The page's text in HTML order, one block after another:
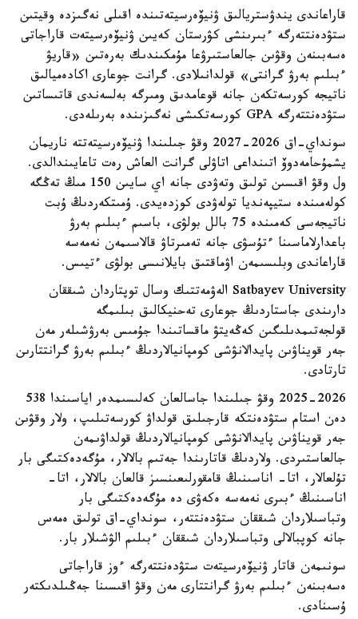
قاراعاندى يندۋستريالىق ۋنيۆەرسيتەتىندە اقىلى نەگىزدە وقيتىن
ستۋدەنتتەرگە ءبىرىنشى كۋرستان كەيىن ۋنيۆەرسيتەت قاراجاتى
ەسەبىنەن وقۋىن جالعاستىرۋعا مۇمكىندىك بەرەتىن «قاريۋ
ءبىلىم بەرۋ گرانتى» قولدانىلادى. گرانت جوعارى اكادەميالىق
ناتيجە كورسەتكەن جانە قوعامدىق ومىرگە بەلسەندى قاتىساتىن
ستۋدەنتتەرگە GPA كورسەتكىشى نەگىزىندە بەرىلەدى.
سونداي-اق 2026-2027 وقۋ جىلىندا ۋنيۆەرسيتەتتە ناريمان
يشمۇحامەدوۆ اتىنداعى اتاۋلى گرانت العاش رەت تاعايىندالدى.
ول وقۋ اقىسىن تولىق وتەۋدى جانە اي سايىن 150 مىڭ تەڭگە
كولەمىندە ستيپەنديا تولەۋدى كوزدەيدى. ۇمىتكەردىڭ ۇبت
ناتيجەسى كەمىندە 75 بالل بولۋى، باسىم ءبىلىم بەرۋ
باعدارلاماسىنا ءتۇسۋى جانە تەمىرتاۋ قالاسىمەن نەمەسە
قاراعاندى وبلىسىمەن اۋماقتىق بايلانىسى بولۋى ءتيىس.
Satbayev University الەۋمەتتىك وسال توپتاردان شىققان
دارىندى جاستاردىڭ جوعارى تەحنيكالىق بىلىمگە
قولجەتىمدىلىگىن كەڭەيتۋ ماقساتىندا جۇمىس بەرۋشىلەر مەن
جەر قويناۋىن پايدالانۋشى كومپانيالاردىڭ ءبىلىم بەرۋ گرانتتارىن
تارتادى.
2025-2026 وقۋ جىلىندا جاسالعان كەلىسىمدەر اياسىندا 538
دەن استام ستۋدەنتكە قارجىلىق قولداۋ كورسەتىلىپ، ولار وقۋىن
جەر قويناۋىن پايدالانۋشى كومپانيالاردىڭ قولداۋىمەن
جالعاستىردى. ولاردىڭ قاتارىندا جەتىم بالالار، مۇگەدەكتىگى بار
تۇلعالار، اتا- اناسىنىڭ قامقورلىعىنسىز قالعان بالالار، اتا-
اناسىنىڭ ءبىرى نەمەسە ەكەۋى دە مۇگەدەكتىگى بار
وتباسىلاردان شىققان ستۋدەنتتەر، سونداي-اق تولىق ەمەس
جانە كوپبالالى وتباسىلاردان شىققان ءبىلىم الۋشىلار بار.
سونىمەن قاتار ۋنيۆەرسيتەت ستۋدەنتتەرگە ءوز قاراجاتى
ەسەبىنەن ءبىلىم بەرۋ گرانتتارى مەن وقۋ اقىسىنا جەڭىلدىكتەر
ۇسىنادى.